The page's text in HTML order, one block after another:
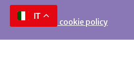
Privacy e cookie policy
IT